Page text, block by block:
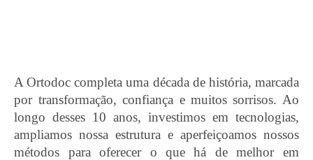
A Ortodoc completa uma década de história, marcada
por transformação, confiança e muitos sorrisos. Ao
longo desses 10 anos, investimos em tecnologias,
ampliamos nossa estrutura e aperfeiçoamos nossos
métodos para oferecer o que há de melhor em